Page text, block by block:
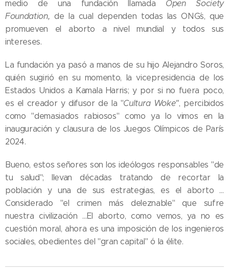
medio de una fundación llamada Open Society
Foundation, de la cual dependen todas las ONG´s, que
promueven el aborto a nivel mundial y todos sus
intereses.
La fundación ya pasó a manos de su hijo Alejandro Soros,
quién sugirió en su momento, la vicepresidencia de los
Estados Unidos a Kamala Harris; y por si no fuera poco,
es el creador y difusor de la "Cultura Woke", percibidos
como "demasiados rabiosos" como ya lo vimos en la
inauguración y clausura de los Juegos Olímpicos de París
2024.
Bueno, estos señores son los ideólogos responsables "de
tu salud"; llevan décadas tratando de recortar la
población y una de sus estrategias, es el aborto …
Considerado "el crimen más deleznable" que sufre
nuestra civilización …El aborto, como vemos, ya no es
cuestión moral, ahora es una imposición de los ingenieros
sociales, obedientes del "gran capital" ó la élite.